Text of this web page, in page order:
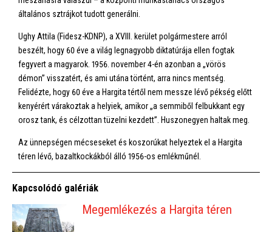
általános sztrájkot tudott generálni.
Ughy Attila (Fidesz-KDNP), a XVIII. kerület polgármestere arról
beszélt, hogy 60 éve a világ legnagyobb diktatúrája ellen fogtak
fegyvert a magyarok. 1956. november 4-én azonban a „vörös
démon” visszatért, és ami utána történt, arra nincs mentség.
Felidézte, hogy 60 éve a Hargita tértől nem messze lévő pékség előtt
kenyérért várakoztak a helyiek, amikor „a semmiből felbukkant egy
orosz tank, és célzottan tüzelni kezdett”. Huszonegyen haltak meg.
Az ünnepségen mécseseket és koszorúkat helyeztek el a Hargita
téren lévő, bazaltkockákból álló 1956-os emlékműnél.
Kapcsolódó galériák
Megemlékezés a Hargita téren